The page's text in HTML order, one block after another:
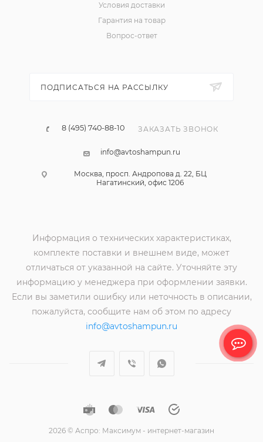
Условия доставки
Гарантия на товар
Вопрос-ответ
ПОДПИСАТЬСЯ НА РАССЫЛКУ
8 (495) 740-88-10 ЗАКАЗАТЬ ЗВОНОК
info@avtoshampun.ru
Москва, просп. Андропова д. 22, БЦ
Нагатинский, офис 1206
Информация о технических характеристиках,
комплекте поставки и внешнем виде, может
отличаться от указанной на сайте. Уточняйте эту
информацию у менеджера при оформлении заявки.
Если вы заметили ошибку или неточность в описании,
пожалуйста, сообщите нам об этом по адресу
info@avtoshampun.ru
2026 © Аспро: Максимум - интернет-магазин